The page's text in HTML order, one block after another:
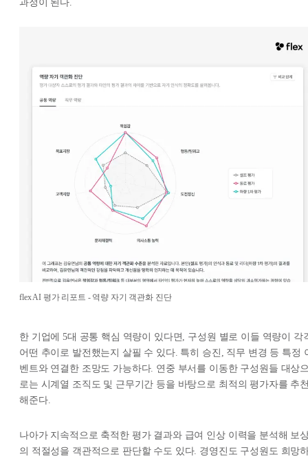
과정이 된다.
flex AI 평가 리포트 - 역량 자기 객관화 진단
한 기업에 5대 공통 핵심 역량이 있다면, 구성원 별로 이들 역량이 각
어떤 추이로 발전했는지 살필 수 있다. 특히 승진, 직무 변경 등 특정
벤트와 연결한 조망도 가능하다. 연중 부서를 이동한 구성원들 대상
로는 시계열 조직도 및 근무기간 등을 바탕으로 최적의 평가자를 추
해준다.
나아가 지속적으로 축적한 평가 결과와 급여 인상 이력을 분석해 보
의 적절성을 객관적으로 판단할 수도 있다. 경영진도 구성원도 희망